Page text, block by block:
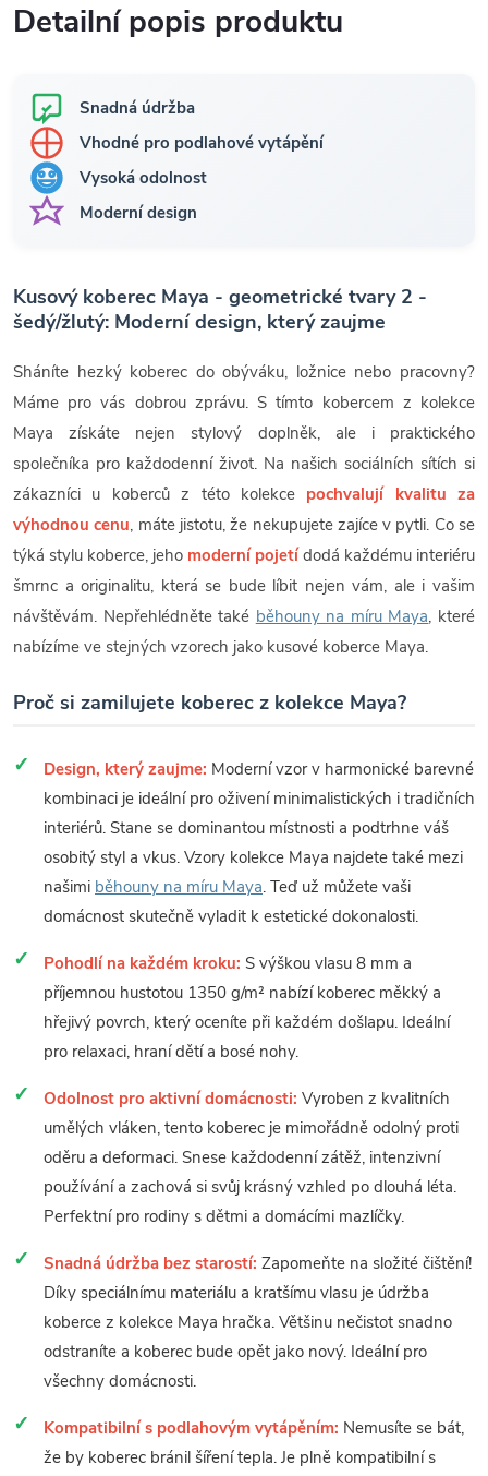
Detailní popis produktu
Snadná údržba
Vhodné pro podlahové vytápění
Vysoká odolnost
Moderní design
Kusový koberec Maya - geometrické tvary 2 -
šedý/žlutý: Moderní design, který zaujme
Sháníte hezký koberec do obýváku, ložnice nebo pracovny?
Máme pro vás dobrou zprávu. S tímto kobercem z kolekce
Maya získáte nejen stylový doplněk, ale i praktického
společníka pro každodenní život. Na našich sociálních sítích si
zákazníci u koberců z této kolekce pochvalují kvalitu za
výhodnou cenu, máte jistotu, že nekupujete zajíce v pytli. Co se
týká stylu koberce, jeho moderní pojetí dodá každému interiéru
šmrnc a originalitu, která se bude líbit nejen vám, ale i vašim
návštěvám. Nepřehlédněte také běhouny na míru Maya, které
nabízíme ve stejných vzorech jako kusové koberce Maya.
Proč si zamilujete koberec z kolekce Maya?
Design, který zaujme: Moderní vzor v harmonické barevné
kombinaci je ideální pro oživení minimalistických i tradičních
interiérů. Stane se dominantou místnosti a podtrhne váš
osobitý styl a vkus. Vzory kolekce Maya najdete také mezi
našimi běhouny na míru Maya. Teď už můžete vaši
domácnost skutečně vyladit k estetické dokonalosti.
Pohodlí na každém kroku: S výškou vlasu 8 mm a
příjemnou hustotou 1350 g/m² nabízí koberec měkký a
hřejivý povrch, který oceníte při každém došlapu. Ideální
pro relaxaci, hraní dětí a bosé nohy.
Odolnost pro aktivní domácnosti: Vyroben z kvalitních
umělých vláken, tento koberec je mimořádně odolný proti
oděru a deformaci. Snese každodenní zátěž, intenzivní
používání a zachová si svůj krásný vzhled po dlouhá léta.
Perfektní pro rodiny s dětmi a domácími mazlíčky.
Snadná údržba bez starostí: Zapomeňte na složité čištění!
Díky speciálnímu materiálu a kratšímu vlasu je údržba
koberce z kolekce Maya hračka. Většinu nečistot snadno
odstraníte a koberec bude opět jako nový. Ideální pro
všechny domácnosti.
Kompatibilní s podlahovým vytápěním: Nemusíte se bát,
že by koberec bránil šíření tepla. Je plně kompatibilní s